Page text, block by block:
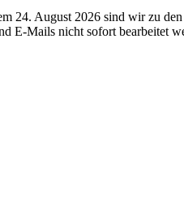
August 2026 sind wir zu den
E-Mails nicht sofort bearbeitet